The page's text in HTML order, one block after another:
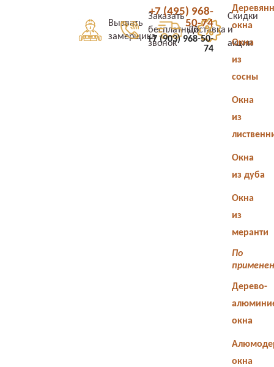
Вызвать
замерщика
Заказать
бесплатный
звонок
Доставка
Скидки
и
акции
+7 (495) 968-
50-74
+7 (903) 968-50-
74
окна
Окна
из
сосны
Окна
из
Окна
из дуба
Окна
из
меранти
По
Дерево-
окна
окна